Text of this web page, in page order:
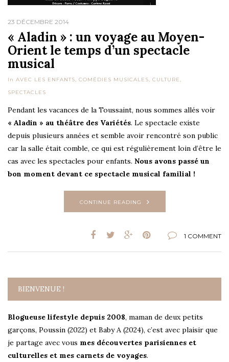
23 DÉCEMBRE 2014
« Aladin » : un voyage au Moyen-
Orient le temps d’un spectacle
musical
In AVEC LES ENFANTS, COMÉDIES MUSICALES, CULTURE,
SPECTACLES
Pendant les vacances de la Toussaint, nous sommes allés voir
« Aladin » au théâtre des Variétés. Le spectacle existe
depuis plusieurs années et semble avoir rencontré son public
car la salle était comble, ce qui est régulièrement loin d’être le
cas avec les spectacles pour enfants. Nous avons passé un
bon moment devant ce spectacle musical familial !
CONTINUE READING
1 COMMENT
BIENVENUE !
Blogueuse lifestyle depuis 2008, maman de deux petits
garçons, Poussin (2022) et Baby A (2024), c’est avec plaisir que
je partage avec vous mes découvertes parisiennes et
culturelles et mes carnets de voyages.